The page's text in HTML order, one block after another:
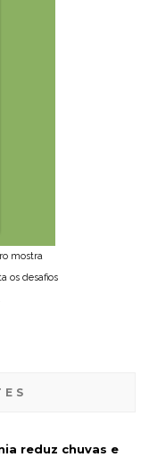
mostra
os desafios
reduz chuvas e